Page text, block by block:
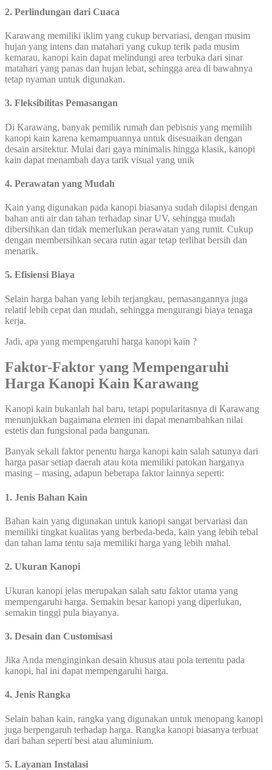
2. Perlindungan dari Cuaca
Karawang memiliki iklim yang cukup bervariasi, dengan musim
hujan yang intens dan matahari yang cukup terik pada musim
kemarau, kanopi kain dapat melindungi area terbuka dari sinar
matahari yang panas dan hujan lebat, sehingga area di bawahnya
tetap nyaman untuk digunakan.
3. Fleksibilitas Pemasangan
Di Karawang, banyak pemilik rumah dan pebisnis yang memilih
kanopi kain karena kemampuannya untuk disesuaikan dengan
desain arsitektur. Mulai dari gaya minimalis hingga klasik, kanopi
kain dapat menambah daya tarik visual yang unik
4. Perawatan yang Mudah
Kain yang digunakan pada kanopi biasanya sudah dilapisi dengan
bahan anti air dan tahan terhadap sinar UV, sehingga mudah
dibersihkan dan tidak memerlukan perawatan yang rumit. Cukup
dengan membersihkan secara rutin agar tetap terlihat bersih dan
menarik.
5. Efisiensi Biaya
Selain harga bahan yang lebih terjangkau, pemasangannya juga
relatif lebih cepat dan mudah, sehingga mengurangi biaya tenaga
kerja.
Jadi, apa yang mempengaruhi harga kanopi kain ?
Faktor-Faktor yang Mempengaruhi
Harga Kanopi Kain Karawang
Kanopi kain bukanlah hal baru, tetapi popularitasnya di Karawang
menunjukkan bagaimana elemen ini dapat menambahkan nilai
estetis dan fungsional pada bangunan.
Banyak sekali faktor penentu harga kanopi kain salah satunya dari
harga pasar setiap daerah atau kota memiliki patokan harganya
masing – masing, adapun beberapa faktor lainnya seperti:
1. Jenis Bahan Kain
Bahan kain yang digunakan untuk kanopi sangat bervariasi dan
memiliki tingkat kualitas yang berbeda-beda, kain yang lebih tebal
dan tahan lama tentu saja memiliki harga yang lebih mahal.
2. Ukuran Kanopi
Ukuran kanopi jelas merupakan salah satu faktor utama yang
mempengaruhi harga. Semakin besar kanopi yang diperlukan,
semakin tinggi pula biayanya.
3. Desain dan Customisasi
Jika Anda menginginkan desain khusus atau pola tertentu pada
kanopi, hal ini dapat mempengaruhi harga.
4. Jenis Rangka
Selain bahan kain, rangka yang digunakan untuk menopang kanopi
juga berpengaruh terhadap harga. Rangka kanopi biasanya terbuat
dari bahan seperti besi atau aluminium.
5. Layanan Instalasi